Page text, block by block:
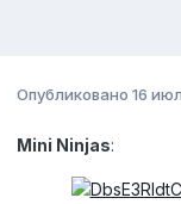
Опубликовано 16
Mini Ninjas: